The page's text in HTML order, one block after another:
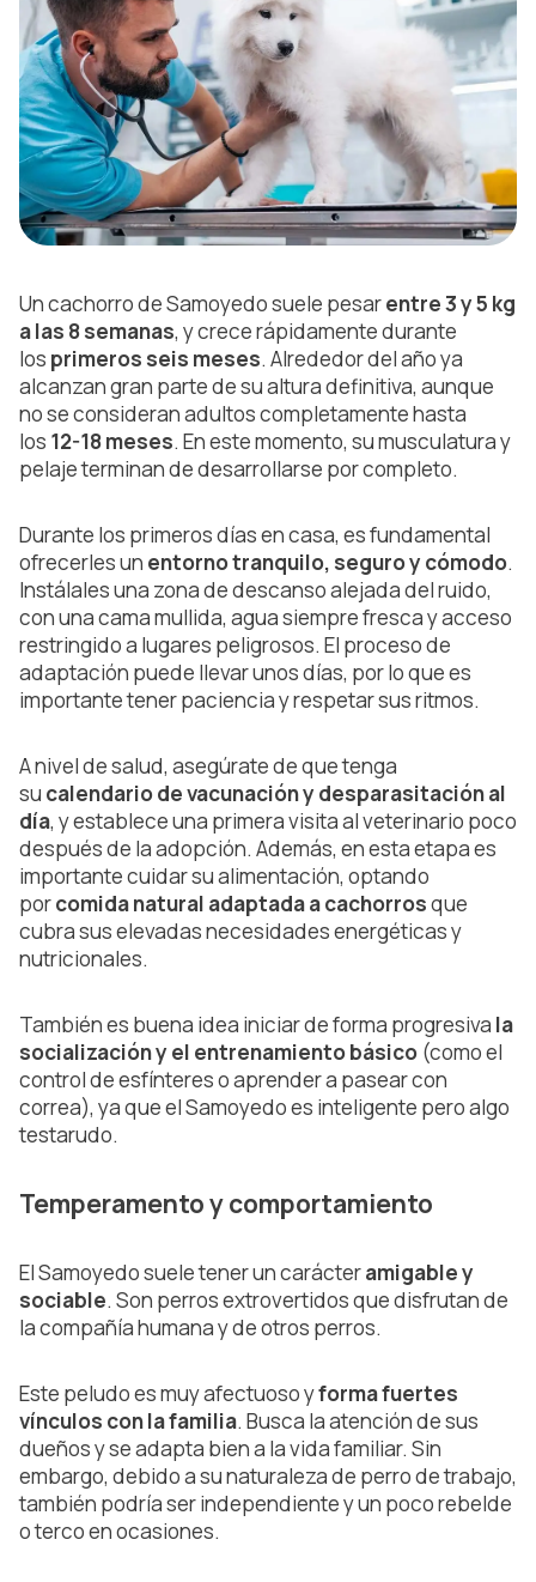
Un cachorro de Samoyedo suele pesarentre 3 y 5 kg
a las 8 semanas, y crece rápidamente durante
los primeros seis meses. Alrededor del año ya
alcanzan gran parte de su altura definitiva, aunque
no se consideran adultos completamente hasta
los 12-18 meses. En este momento, su musculatura y
pelaje terminan de desarrollarse por completo.
Durante los primeros días en casa, es fundamental
ofrecerles un entorno tranquilo, seguro y cómodo.
Instálales una zona de descanso alejada del ruido,
con una cama mullida, agua siempre fresca y acceso
restringido a lugares peligrosos. El proceso de
adaptación puede llevar unos días, por lo que es
importante tener paciencia y respetar sus ritmos.
A nivel de salud, asegúrate de que tenga
su calendario de vacunación y desparasitación al
día, y establece una primera visita al veterinario poco
después de la adopción. Además, en esta etapa es
importante cuidar su alimentación, optando
porcomida natural adaptada a cachorrosque
cubra sus elevadas necesidades energéticas y
nutricionales.
También es buena idea iniciar de forma progresiva la
socialización y el entrenamiento básico (como el
control de esfínteres o aprender a pasear con
correa), ya que el Samoyedo es inteligente pero algo
testarudo.
Temperamento y comportamiento
El Samoyedo suele tener un carácteramigable y
sociable. Son perros extrovertidos que disfrutan de
la compañía humana y de otros perros.
Este peludo es muy afectuoso yforma fuertes
vínculos con la familia. Busca la atención de sus
dueños y se adapta bien a la vida familiar. Sin
embargo, debido a su naturaleza de perro de trabajo,
también podría ser independiente y un poco rebelde
o terco en ocasiones.